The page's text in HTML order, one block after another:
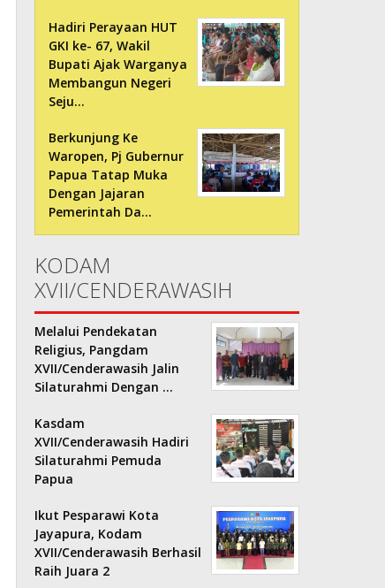
Hadiri Perayaan HUT
GKI ke- 67, Wakil
Bupati Ajak Warganya
Membangun Negeri
Seju…
Berkunjung Ke
Waropen, Pj Gubernur
Papua Tatap Muka
Dengan Jajaran
Pemerintah Da…
KODAM
XVII/CENDERAWASIH
Melalui Pendekatan
Religius, Pangdam
XVII/Cenderawasih Jalin
Silaturahmi Dengan …
Kasdam
XVII/Cenderawasih Hadiri
Silaturahmi Pemuda
Papua
Ikut Pesparawi Kota
Jayapura, Kodam
XVII/Cenderawasih Berhasil
Raih Juara 2